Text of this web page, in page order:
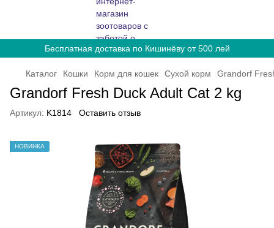
Бесплатная доставка по Кишинёву от 500 лей
Каталог Кошки Корм для кошек Сухой корм Grandorf
Grandorf Fresh Duck Adult Cat 2 kg
Артикул: K1814 Оставить отзыв
НОВИНКА